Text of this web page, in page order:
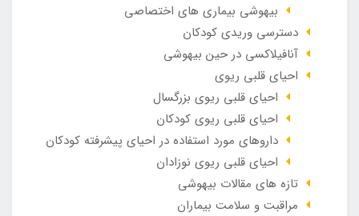
بیهوشی بیماری های اختصاصی
دسترسی وریدی کودکان
آنافيلاکسی در حين بيهوشی
احیای قلبی ریوی
احیای قلبی ریوی بزرگسال
احیای قلبی ریوی کودکان
داروهای مورد استفاده در احیای پیشرفته کودکان
احیای قلبی ریوی نوزادان
تازه های مقالات بیهوشی
مراقبت و سلامت بیماران